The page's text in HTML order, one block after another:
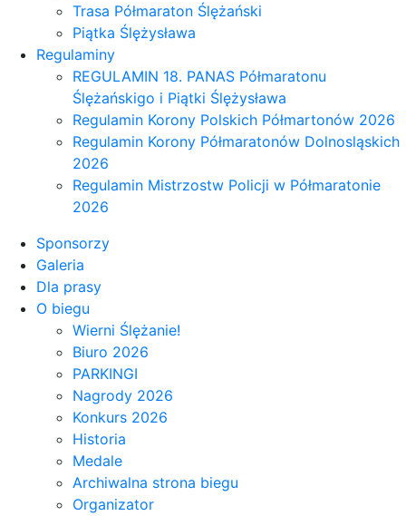
Trasa Półmaraton Ślężański
Piątka Ślężysława
Regulaminy
REGULAMIN 18. PANAS Półmaratonu
Ślężańskigo i Piątki Ślężysława
Regulamin Korony Polskich Półmartonów 2026
Regulamin Korony Półmaratonów Dolnosląskich
2026
Regulamin Mistrzostw Policji w Półmaratonie
2026
Sponsorzy
Galeria
Dla prasy
O biegu
Wierni Ślężanie!
Biuro 2026
PARKINGI
Nagrody 2026
Konkurs 2026
Historia
Medale
Archiwalna strona biegu
Organizator